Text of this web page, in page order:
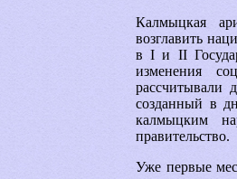
Калмыцкая
возглавить
в I и II
изменения
рассчитывали
созданный в
калмыцким
правительство.
Уже первые